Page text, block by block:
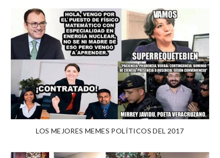
LOS MEJORES MEMES POLÍTICOS DEL 2017